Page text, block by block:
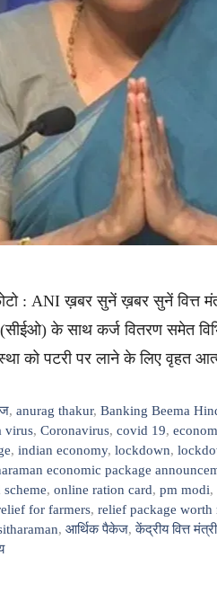
: ANI ख़बर सुनें ख़बर सुनें वित्त
के साथ कर्ज वितरण समेत
को पटरी पर लाने के लिए वृहत
,anurag thakur,Banking Beema
virus, Coronavirus, covid 19,
, indian economy, lockdown,
economic package
, online ration card, pm modi,
for farmers, relief package worth
, आर्थिक पैकेज,केंद्रीय वित्त